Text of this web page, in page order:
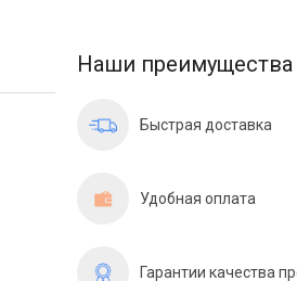
Наши преимущества
Быстрая доставка
Удобная оплата
Гарантии качества